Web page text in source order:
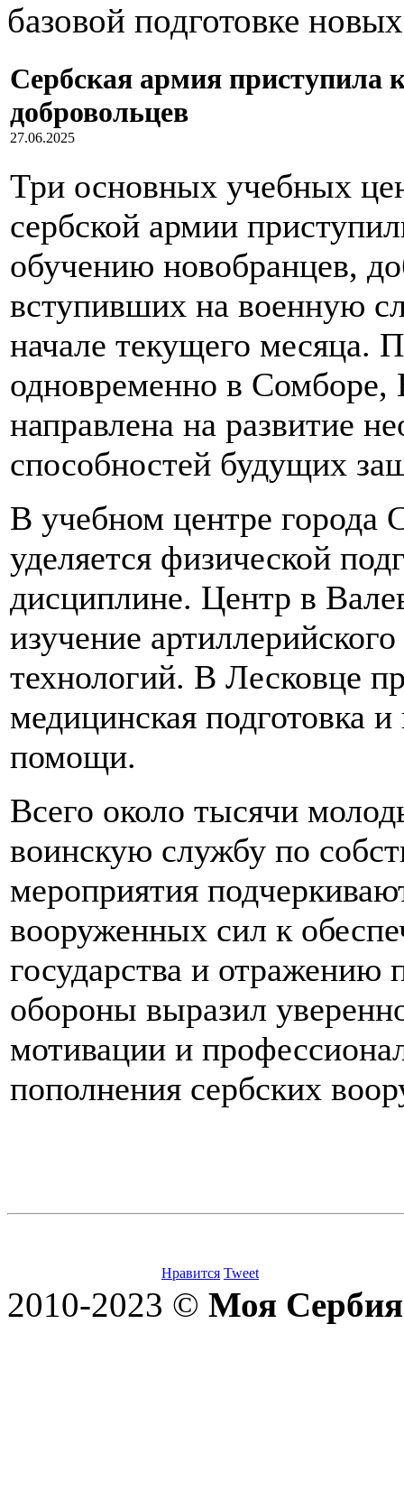
базовой подготовке
Сербская армия приступила
добровольцев
27.06.2025
Три основных учебных
сербской армии
обучению новобранцев,
вступивших на военную
начале текущего месяца.
одновременно в Сомборе,
направлена на развитие
способностей будущих
В учебном центре города
уделяется физической
дисциплине. Центр в
изучение
технологий. В Лесковце
медицинская подготовка
помощи.
Всего около тысячи
воинскую службу по
мероприятия
вооруженных сил к
государства и
обороны выразил
мотивации и
пополнения сербских
Нравится Tweet
2010-2023 © Моя Сербия